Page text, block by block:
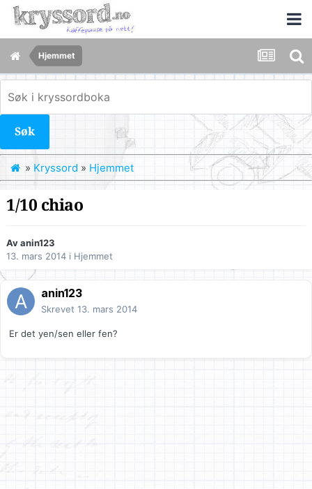
Hjemmet
Søk
» Kryssord » Hjemmet
1/10 chiao
Avanin123
13. mars 2014 i Hjemmet
anin123
Skrevet 13. mars 2014
Er det yen/sen eller fen?